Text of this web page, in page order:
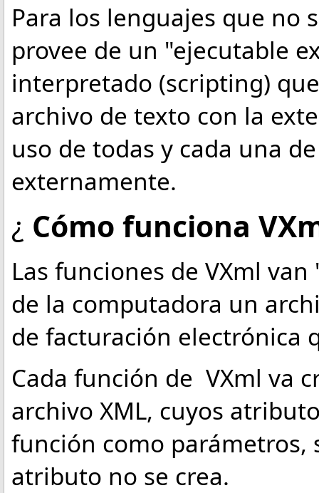
Para los lenguajes que no
provee de un "ejecutable
interpretado (scripting)
archivo de texto con la
uso de todas y cada una
externamente.
¿ Cómo funciona
Las funciones de VXml
de la computadora un
de facturación electrónica
Cada función de VXml va
archivo XML, cuyos
función como parámetros,
atributo no se crea.